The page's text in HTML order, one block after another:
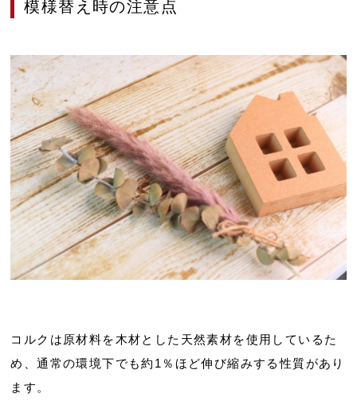
模様替え時の注意点
コルクは原材料を木材とした天然素材を使用しているた
め、通常の環境下でも約1％ほど伸び縮みする性質があり
ます。